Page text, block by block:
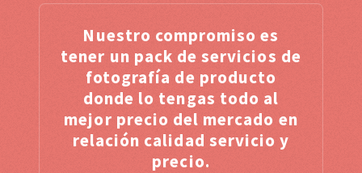
Nuestro compromiso es
tener un pack de servicios de
fotografía de producto
donde lo tengas todo al
mejor precio del mercado en
relación calidad servicio y
precio.